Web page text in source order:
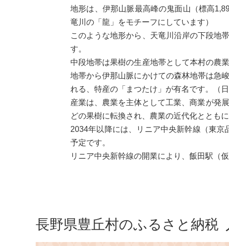
地形は、伊那山脈最高峰の鬼面山（標高
竜川の「龍」をモチーフにしています）
このような地形から、天竜川沿岸の下段地
す。
中段地帯は果樹の生産地帯として本村の農
地帯から伊那山脈にかけての森林地帯は急
れる、特産の「まつたけ」が有名です。（
産業は、農業を主体として工業、商業が発
どの果樹に転換され、農業の近代化ととも
2034年以降には、リニア中央新幹線（東
予定です。
リニア中央新幹線の開業により、飯田駅（
長野県豊丘村のふるさと納税